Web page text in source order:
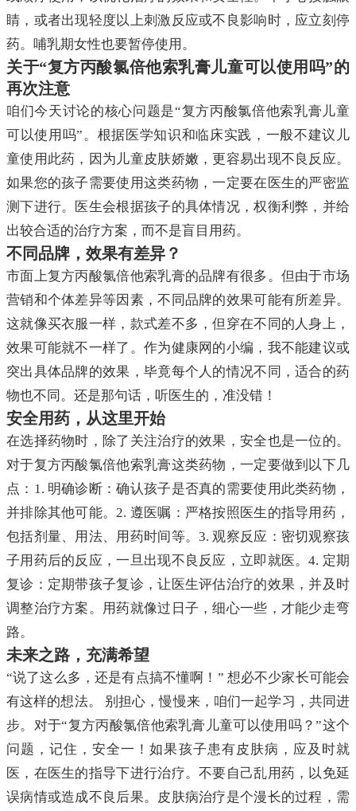
睛，或者出现轻度以上刺激反应或不良影响时，应立刻停
药。哺乳期女性也要暂停使用。
关于“复方丙酸氯倍他索乳膏儿童可以使用吗”的
再次注意
咱们今天讨论的核心问题是“复方丙酸氯倍他索乳膏儿童
可以使用吗”。根据医学知识和临床实践，一般不建议儿
童使用此药，因为儿童皮肤娇嫩，更容易出现不良反应。
如果您的孩子需要使用这类药物，一定要在医生的严密监
测下进行。医生会根据孩子的具体情况，权衡利弊，并给
出较合适的治疗方案，而不是盲目用药。
不同品牌，效果有差异？
市面上复方丙酸氯倍他索乳膏的品牌有很多。但由于市场
营销和个体差异等因素，不同品牌的效果可能有所差异。
这就像买衣服一样，款式差不多，但穿在不同的人身上，
效果可能就不一样了。作为健康网的小编，我不能建议或
突出具体品牌的效果，毕竟每个人的情况不同，适合的药
物也不同。还是那句话，听医生的，准没错！
安全用药，从这里开始
在选择药物时，除了关注治疗的效果，安全也是一位的。
对于复方丙酸氯倍他索乳膏这类药物，一定要做到以下几
点：1. 明确诊断：确认孩子是否真的需要使用此类药物，
并排除其他可能。2. 遵医嘱：严格按照医生的指导用药，
包括剂量、用法、用药时间等。3. 观察反应：密切观察孩
子用药后的反应，一旦出现不良反应，立即就医。4. 定期
复诊：定期带孩子复诊，让医生评估治疗的效果，并及时
调整治疗方案。用药就像过日子，细心一些，才能少走弯
路。
未来之路，充满希望
“说了这么多，还是有点搞不懂啊！” 想必不少家长可能会
有这样的想法。 别担心，慢慢来，咱们一起学习，共同进
步。对于“复方丙酸氯倍他索乳膏儿童可以使用吗？”这个
问题，记住，安全一！如果孩子患有皮肤病，应及时就
医，在医生的指导下进行治疗。不要自己乱用药，以免延
误病情或造成不良后果。皮肤病治疗是个漫长的过程，需